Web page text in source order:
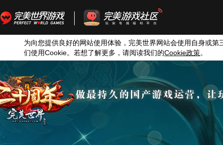
为向您提供良好的网站使用体验，完美世界网站会使用自身或第
们使用Cookie。若想了解更多，请阅读我们的Cookie政策。